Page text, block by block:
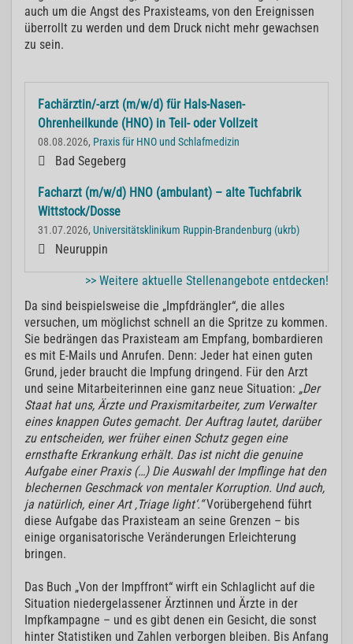
auch um die Angst des Praxisteams, von den Ereignissen
überrollt zu werden und dem Druck nicht mehr gewachsen
zu sein.
Fachärztin/-arzt (m/w/d) für Hals-Nasen-
Ohrenheilkunde (HNO) in Teil- oder Vollzeit
08.08.2026, Praxis für HNO und Schlafmedizin
Bad Segeberg
Facharzt (m/w/d) HNO (ambulant) – alte Tuchfabrik
Wittstock/Dosse
31.07.2026, Universitätsklinikum Ruppin-Brandenburg (ukrb)
Neuruppin
>> Weitere aktuelle Stellenangebote entdecken!
Da sind beispielsweise die „Impfdrängler“, die alles
versuchen, um möglichst schnell an die Spritze zu kommen.
Sie bedrängen das Praxisteam am Empfang, bombardieren
es mit E-Mails und Anrufen. Denn: Jeder hat einen guten
Grund, jeder braucht die Impfung dringend. Für den Arzt
und seine Mitarbeiterinnen eine ganz neue Situation: „Der
Staat hat uns, Ärzte und Praxismitarbeiter, zum Verwalter
eines knappen Gutes gemacht. Der Auftrag lautet, darüber
zu entscheiden, wer früher einen Schutz gegen eine
ernsthafte Erkrankung erhält. Das ist nicht die genuine
Aufgabe einer Praxis (…) Die Auswahl der Impflinge hat den
blechernen Geschmack von mentaler Korruption. Und auch,
ja natürlich, einer Art ‚Triage light‘.“Vorübergehend führt
diese Aufgabe das Praxisteam an seine Grenzen – bis
einige organisatorische Veränderungen Erleichterung
bringen.
Das Buch „Von der Impffront“ wirft ein Schlaglicht auf die
Situation niedergelassener Ärztinnen und Ärzte in der
Impfkampagne – und es gibt denen ein Gesicht, die sonst
hinter Statistiken und Zahlen verborgen bleiben. Bis Anfang